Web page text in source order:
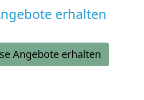
erhalten
Angebote erhalten